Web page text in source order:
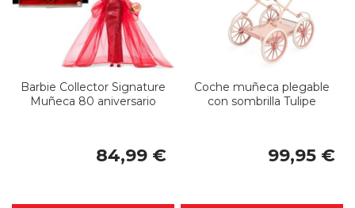
Barbie Collector Signature
Muñeca 80 aniversario
84,99 €
Coche muñeca plegable
con sombrilla Tulipe
99,95 €